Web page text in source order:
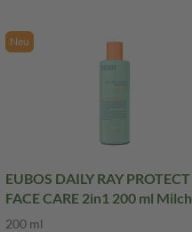
Neu
EUBOS DAILY RAY PROTECT
FACE CARE 2in1 200 ml Milch
200 ml